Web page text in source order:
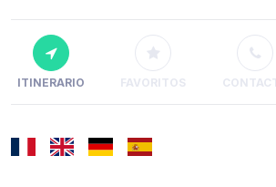
ITINERARIO FAVORITOS